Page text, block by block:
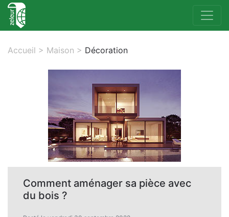
Accueil > Maison > Décoration
Comment aménager sa pièce avec
du bois ?